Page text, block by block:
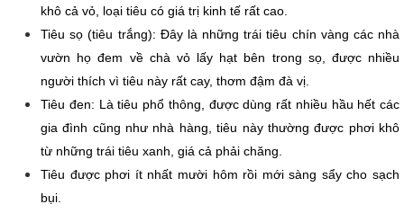
khô cả vỏ, loại tiêu có giá trị kinh tế rất cao.
Tiêu sọ (tiêu trắng): Đây là những trái tiêu chín vàng các nhà
vườn họ đem về chà vỏ lấy hạt bên trong sọ, được nhiều
người thích vì tiêu này rất cay, thơm đậm đà vị.
Tiêu đen: Là tiêu phổ thông, được dùng rất nhiều hầu hết các
gia đình cũng như nhà hàng, tiêu này thường được phơi khô
từ những trái tiêu xanh, giá cả phải chăng.
Tiêu được phơi ít nhất mười hôm rồi mới sàng sẩy cho sạch
bụi.